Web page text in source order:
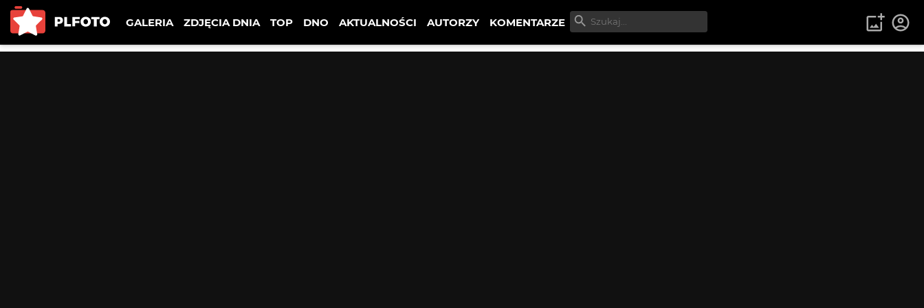
GALERIA ZDJĘCIA DNIA TOP DNO AKTUALNOŚCI AUTORZY KOMENTARZE